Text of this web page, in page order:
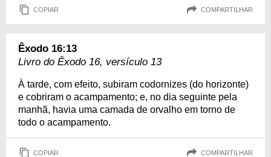
COPIAR COMPARTILHAR
Êxodo 16:13
Livro do Êxodo 16, versículo 13
À tarde, com efeito, subiram codornizes (do horizonte)
e cobriram o acampamento; e, no dia seguinte pela
manhã, havia uma camada de orvalho em torno de
todo o acampamento.
COPIAR COMPARTILHAR